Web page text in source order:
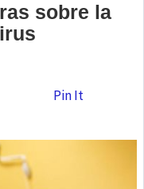
sobre la
Pin It